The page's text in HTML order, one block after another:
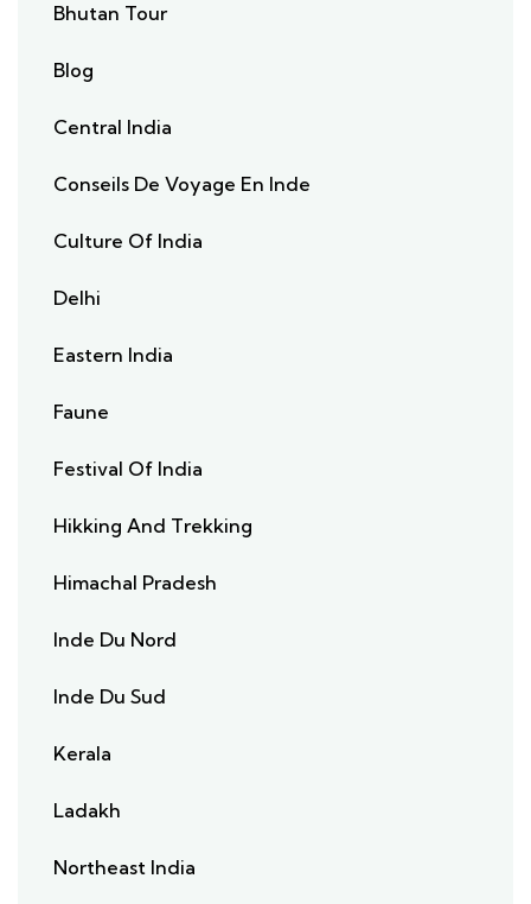
Bhutan Tour
Blog
Central India
Conseils De Voyage En Inde
Culture Of India
Delhi
Eastern India
Faune
Festival Of India
Hikking And Trekking
Himachal Pradesh
Inde Du Nord
Inde Du Sud
Kerala
Ladakh
Northeast India